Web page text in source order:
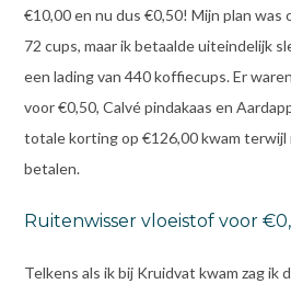
€10,00 en nu dus €0,50! Mijn plan was
72 cups, maar ik betaalde uiteindelijk
een lading van 440 koffiecups. Er
voor €0,50, Calvé pindakaas en
totale korting op €126,00 kwam terwijl
betalen.
Ruitenwisser vloeistof voor
Telkens als ik bij Kruidvat kwam zag